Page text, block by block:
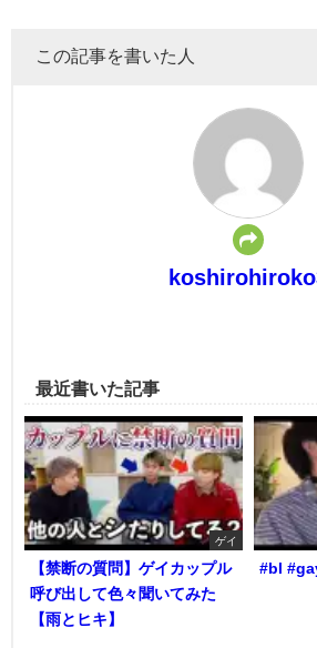
この記事を書いた人
最近書いた記事
ゲイ
【禁断の質問】ゲイカップル
呼び出して色々聞いてみた
【雨とヒキ】
#bl